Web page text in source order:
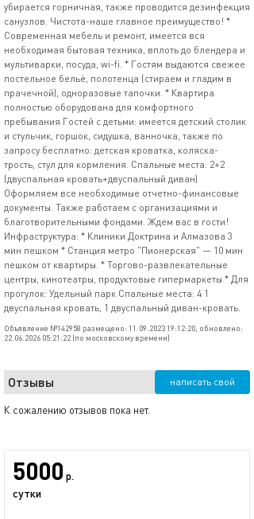
убирается горничная, также проводится дезинфекция
санузлов. Чистота-наше главное преимущество! *
Современная мебель и ремонт, имеется вся
необходимая бытовая техника, вплоть до блендера и
мультиварки, посуда, wi-fi. * Гостям выдаются свежее
постельное бельё, полотенца (стираем и гладим в
прачечной), одноразовые тапочки. * Квартира
полностью оборудована для комфортного
пребывания Гостей с детьми: имеется детский столик
и стульчик, горшок, сидушка, ванночка, также по
запросу бесплатно: детская кроватка, коляска-
трость, стул для кормления. Спальные места: 2+2
(двуспальная кровать+двуспальный диван)
Оформляем все необходимые отчетно-финансовые
документы. Также работаем с организациями и
благотворительными фондами. Ждем вас в гости!
Инфраструктура: * Клиники Доктрина и Алмазова 3
мин пешком * Станция метро "Пионерская" — 10 мин
пешком от квартиры. * Торгово-развлекательные
центры, кинотеатры, продуктовые гипермаркеты * Для
прогулок: Удельный парк Спальные места: 4 1
двуспальная кровать, 1 двуспальный диван-кровать.
Объявление №142958 размещено: 11.09.2023 19:12:20, обновлено:
22.06.2026 05:21:22 (по московскому времени)
Отзывы написать свой
К сожалению отзывов пока нет.
5000 р.
сутки